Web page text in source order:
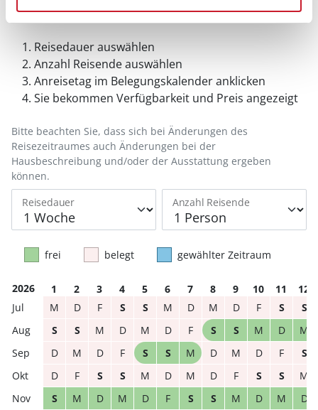
Belegungskalender
Reisedauer auswählen
Anzahl Reisende auswählen
Anreisetag im Belegungskalender anklicken
Sie bekommen Verfügbarkeit und Preis angezeigt
Reisedauer Anzahl Reisende
Bitte beachten Sie, dass sich bei Änderungen des
Reisezeitraumes auch Änderungen bei der
Hausbeschreibung und/oder der Ausstattung ergeben
können.
frei belegt gewählter Zeitraum
2026 1 2 3 4 5 6 7 8 9 10 11
12
M
D F S S M D M D F S
S
S
S M D M D F S S M D
M
D
M D F S S M D M D F
S
D
F S S M D M D F S S
M
S
M D M D F S S M D M
D